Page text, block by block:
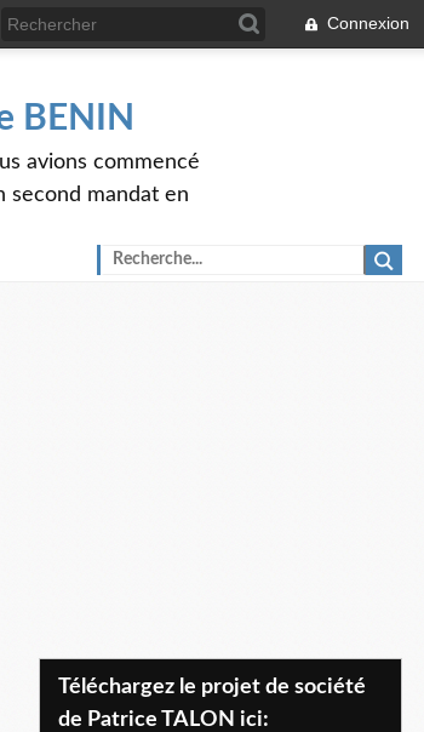
Connexion
BENIN
avions commencé
second mandat en
Téléchargez le projet de société
de Patrice TALON ici: